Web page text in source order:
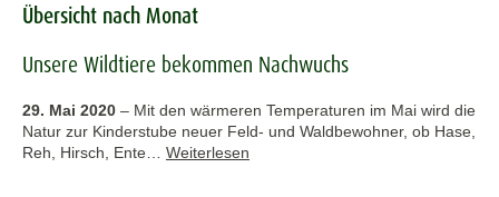
Übersicht nach Monat
Unsere Wildtiere bekommen Nachwuchs
29. Mai 2020 – Mit den wärmeren Temperaturen im Mai wird die
Natur zur Kinderstube neuer Feld- und Waldbewohner, ob Hase,
Reh, Hirsch, Ente… Weiterlesen